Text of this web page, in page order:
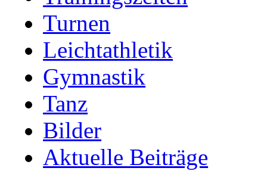
Turnen
Leichtathletik
Gymnastik
Tanz
Bilder
Aktuelle Beiträge